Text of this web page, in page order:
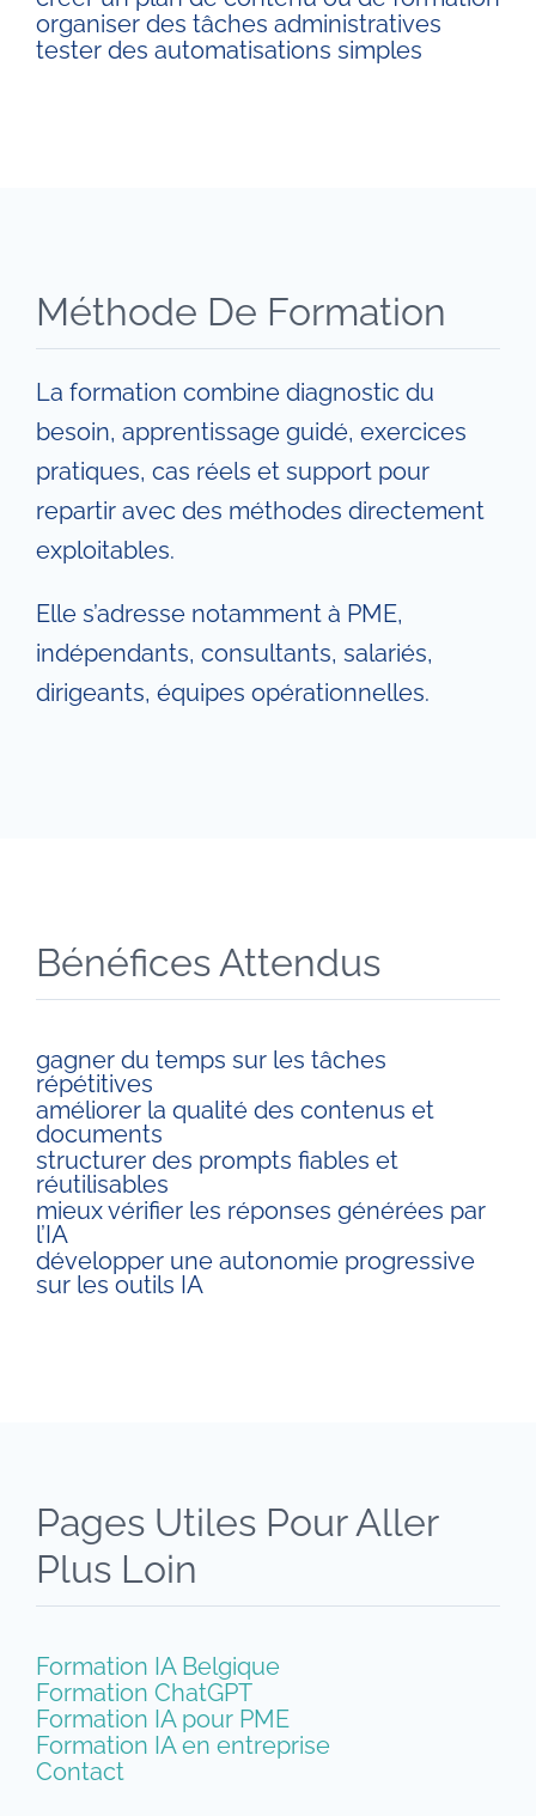
organiser des tâches administratives
tester des automatisations simples
Méthode De Formation
La formation combine diagnostic du
besoin, apprentissage guidé, exercices
pratiques, cas réels et support pour
repartir avec des méthodes directement
exploitables.
Elle s’adresse notamment à PME,
indépendants, consultants, salariés,
dirigeants, équipes opérationnelles.
Bénéfices Attendus
gagner du temps sur les tâches
répétitives
améliorer la qualité des contenus et
documents
structurer des prompts fiables et
réutilisables
mieux vérifier les réponses générées par
l’IA
développer une autonomie progressive
sur les outils IA
Pages Utiles Pour Aller
Plus Loin
Formation IA Belgique
Formation ChatGPT
Formation IA pour PME
Formation IA en entreprise
Contact